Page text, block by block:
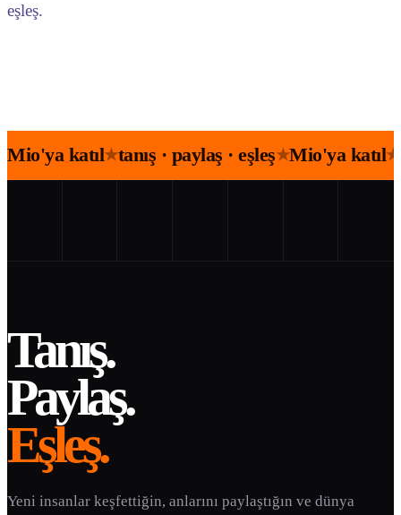
eşleş.
Mio'ya katıl★tanış · paylaş · eşleş★Mio'ya katıl★
Tanış.
Paylaş.
Eşleş.
Yeni insanlar keşfettiğin, anlarını paylaştığın ve dünya